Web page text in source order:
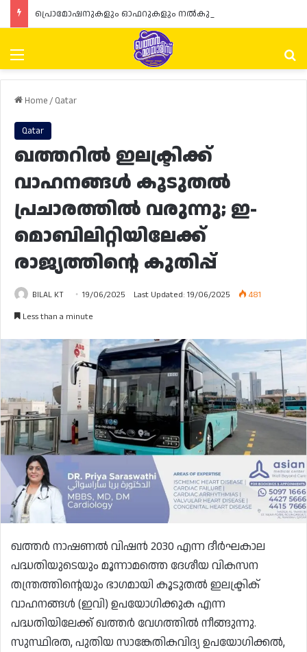
Menu
Home/ Qatar
Qatar
ഖത്തറിൽ ഇലക്ട്രിക്ക്
വാഹനങ്ങൾ കൂടുതൽ
പ്രചാരത്തിൽ വരുന്നു; ഇ-
മൊബിലിറ്റിയിലേക്ക്
രാജ്യത്തിന്റെ കുതിപ്പ്
BILAL KT 19/06/2025 Last Updated: 19/06/2025
481
Less than a minute
ഖത്തർ നാഷണൽ വിഷൻ 2030 എന്ന ദീർഘകാല
പദ്ധതിയുടെയും മൂന്നാമത്തെ ദേശീയ വികസന
തന്ത്രത്തിന്റെയും ഭാഗമായി കൂടുതൽ ഇലക്ട്രിക്
വാഹനങ്ങൾ (ഇവി) ഉപയോഗിക്കുക എന്ന
പദ്ധതിയിലേക്ക് ഖത്തർ വേഗത്തിൽ നീങ്ങുന്നു.
സുസ്ഥിരത, പുതിയ സാങ്കേതികവിദ്യ ഉപയോഗിക്കൽ,